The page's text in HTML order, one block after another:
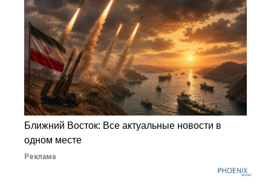
Ближний Восток: Все актуальные новости в
одном месте
Реклама